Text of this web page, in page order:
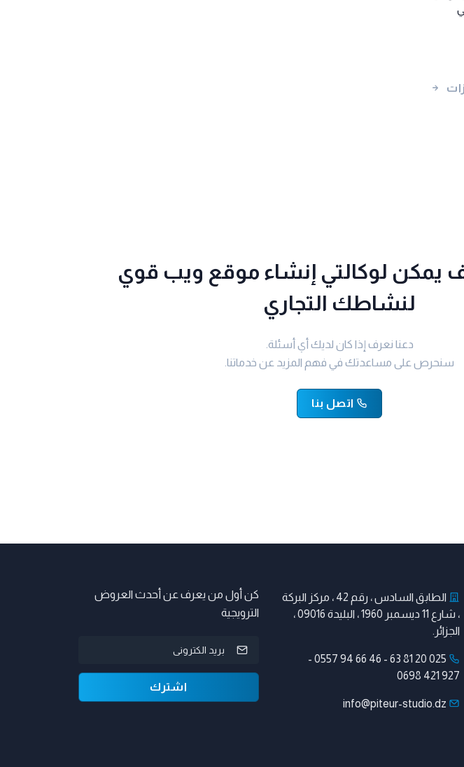
يمكن لوكالتي إنشاء موقع ويب قوي
لنشاطك التجاري
دعنا نعرف إذا كان لديك أي أسئلة.
سنحرص على مساعدتك في فهم المزيد عن خدماتنا.
اتصل بنا
الطابق السادس ، رقم 42 ، مركز البركة
، شارع 11 ديسمبر 1960 ، البليدة 09016 ،
الجزائر.
025 20 81 63
-
0557 94 66 46
-
0698 421 927
info@piteur-studio.dz
كن أول من يعرف عن أحدث العروض
الترويجية
اشترك